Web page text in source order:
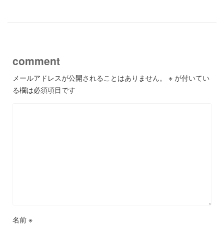
comment
メールアドレスが公開されることはありません。 ※ が付いてい
る欄は必須項目です
名前 ※